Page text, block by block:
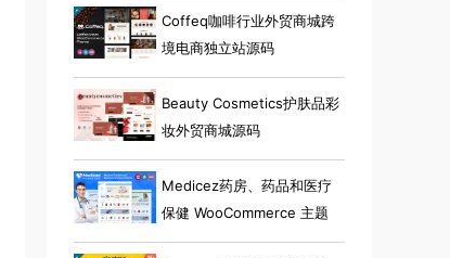
Coffeq咖啡行业外贸商城跨
境电商独立站源码
Beauty Cosmetics护肤品彩
妆外贸商城源码
Medicez药房、药品和医疗
保健 WooCommerce 主题